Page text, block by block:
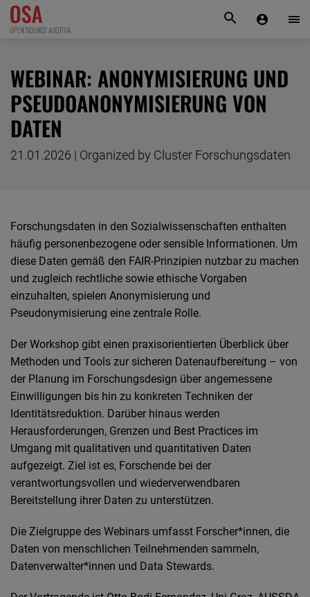
KONTAKT
WEBINAR: ANONYMISIERUNG UND
PSEUDOANONYMISIERUNG VON
DATEN
21.01.2026 | Organized by Cluster Forschungsdaten
Forschungsdaten in den Sozialwissenschaften enthalten
häufig personenbezogene oder sensible Informationen. Um
diese Daten gemäß den FAIR-Prinzipien nutzbar zu machen
und zugleich rechtliche sowie ethische Vorgaben
einzuhalten, spielen Anonymisierung und
Pseudonymisierung eine zentrale Rolle.
Der Workshop gibt einen praxisorientierten Überblick über
Methoden und Tools zur sicheren Datenaufbereitung – von
der Planung im Forschungsdesign über angemessene
Einwilligungen bis hin zu konkreten Techniken der
Identitätsreduktion. Darüber hinaus werden
Herausforderungen, Grenzen und Best Practices im
Umgang mit qualitativen und quantitativen Daten
aufgezeigt. Ziel ist es, Forschende bei der
verantwortungsvollen und wiederverwendbaren
Bereitstellung ihrer Daten zu unterstützen.
Die Zielgruppe des Webinars umfasst Forscher*innen, die
Daten von menschlichen Teilnehmenden sammeln,
Datenverwalter*innen und Data Stewards.